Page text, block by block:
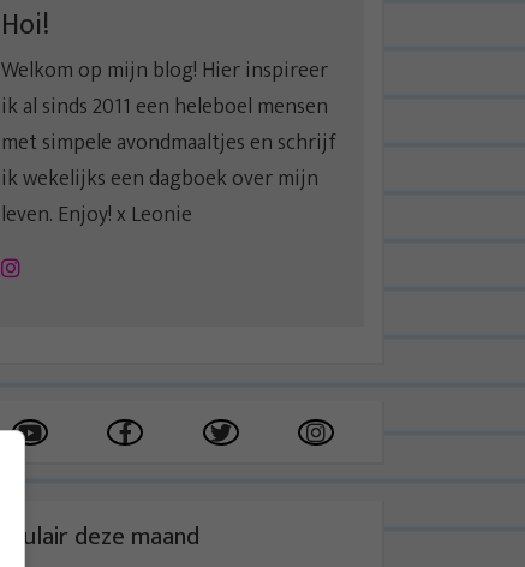
Hoi!
Welkom op mijn blog! Hier inspireer
ik al sinds 2011 een heleboel mensen
met simpele avondmaaltjes en schrijf
ik wekelijks een dagboek over mijn
leven. Enjoy! x Leonie
Instagram
Populair deze maand